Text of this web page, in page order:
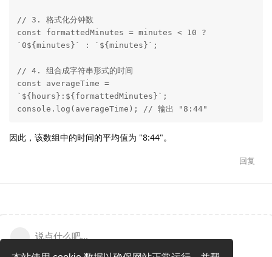
// 3. 格式化分钟数
const formattedMinutes = minutes < 10 ?
`0${minutes}` : `${minutes}`;
// 4. 组合成字符串形式的时间
const averageTime =
`${hours}:${formattedMinutes}`;
console.log(averageTime); // 输出 "8:44"
因此，该数组中的时间的平均值为 "8:44"。
回复
说点什么吧...